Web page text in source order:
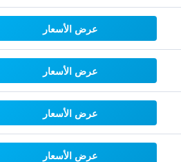
عرض الأسعار
عرض الأسعار
عرض الأسعار
عرض الأسعار